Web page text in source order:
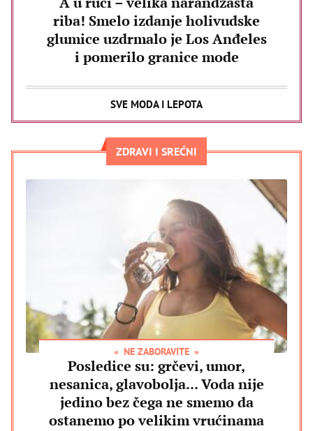
riba! Smelo izdanje holivudske
glumice uzdrmalo je Los Anđeles
i pomerilo granice mode
SVE MODA I LEPOTA
ZDRAVI I SREĆNI
NE ZABORAVITE
Posledice su: grčevi, umor,
nesanica, glavobolja... Voda nije
jedino bez čega ne smemo da
ostanemo po velikim vrućinama